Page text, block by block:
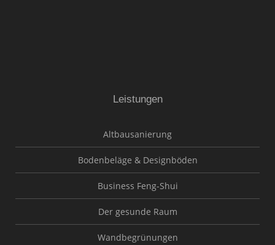
Leistungen
Altbausanierung
Bodenbeläge & Designböden
Business Feng-Shui
Der gesunde Raum
Wandbegrünungen